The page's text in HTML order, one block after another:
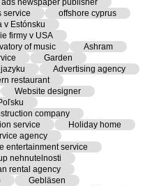
service
offshore cyprus
v Estónsku
firmy v USA
of music
Ashram
Garden
Advertising agency
restaurant
Website designer
company
service
Holiday home
agency
entertainment service
nehnutelnosti
rental agency
Gebläsen